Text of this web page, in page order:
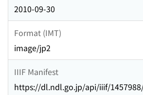
2010-09-30
Format (IMT)
image/jp2
IIIF Manifest
https://dl.ndl.go.jp/api/iiif/